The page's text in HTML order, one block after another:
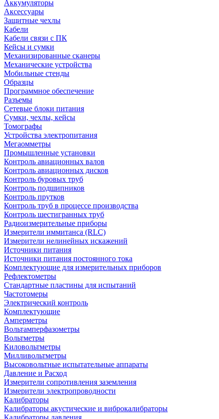
Аккумуляторы
Аксессуары
Защитные чехлы
Кабели
Кабели связи с ПК
Кейсы и сумки
Механизированные сканеры
Механические устройства
Мобильные стенды
Образцы
Программное обеспечение
Разъемы
Сетевые блоки питания
Сумки, чехлы, кейсы
Томографы
Устройства электропитания
Мегаомметры
Промышленные установки
Контроль авиационных валов
Контроль авиационных дисков
Контроль буровых труб
Контроль подшипников
Контроль прутков
Контроль труб в процессе производства
Контроль шестигранных труб
Радиоизмерительные приборы
Измерители иммитанса (RLC)
Измерители нелинейных искажений
Источники питания
Источники питания постоянного тока
Комплектующие для измерительных приборов
Рефлектометры
Стандартные пластины для испытаний
Частотомеры
Электрический контроль
Комплектующие
Амперметры
Вольтамперфазометры
Вольтметры
Киловольтметры
Милливольтметры
Высоковольтные испытательные аппараты
Давление и Расход
Измерители сопротивления заземления
Измерители электропроводности
Калибраторы
Калибраторы акустические и виброкалибраторы
Калибраторы давления